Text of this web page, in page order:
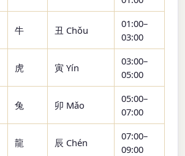
牛 丑 Chǒu
01:00–
03:00
虎 寅 Yín
03:00–
05:00
兔 卯 Mǎo
05:00–
07:00
龍 辰 Chén
07:00–
09:00